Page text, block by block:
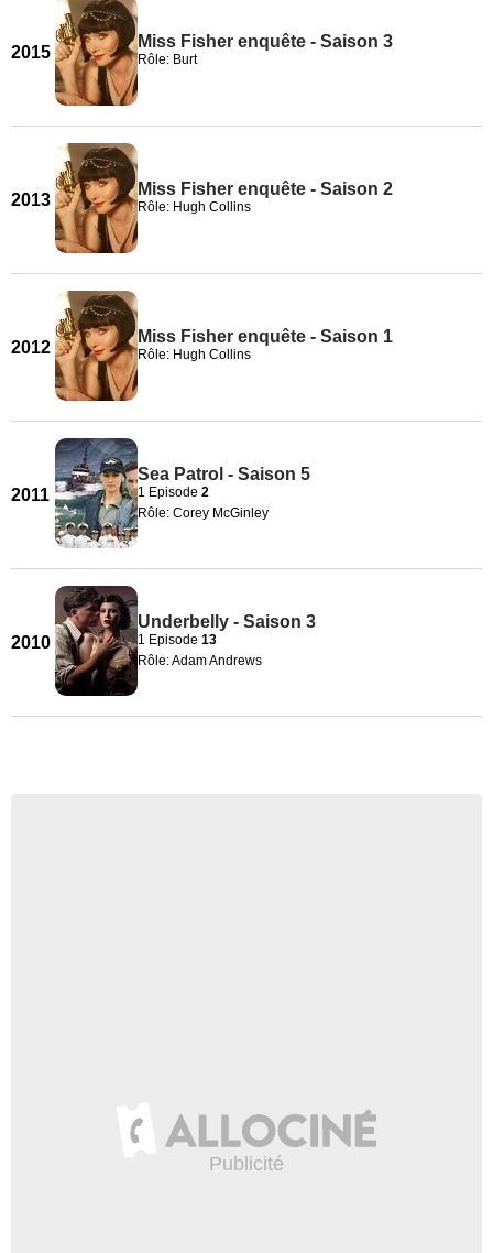
2015
Miss Fisher enquête - Saison 3
Rôle: Burt
2013
Miss Fisher enquête - Saison 2
Rôle: Hugh Collins
2012
Miss Fisher enquête - Saison 1
Rôle: Hugh Collins
2011
Sea Patrol - Saison 5
1 Episode 2
Rôle: Corey McGinley
2010
Underbelly - Saison 3
1 Episode 13
Rôle: Adam Andrews